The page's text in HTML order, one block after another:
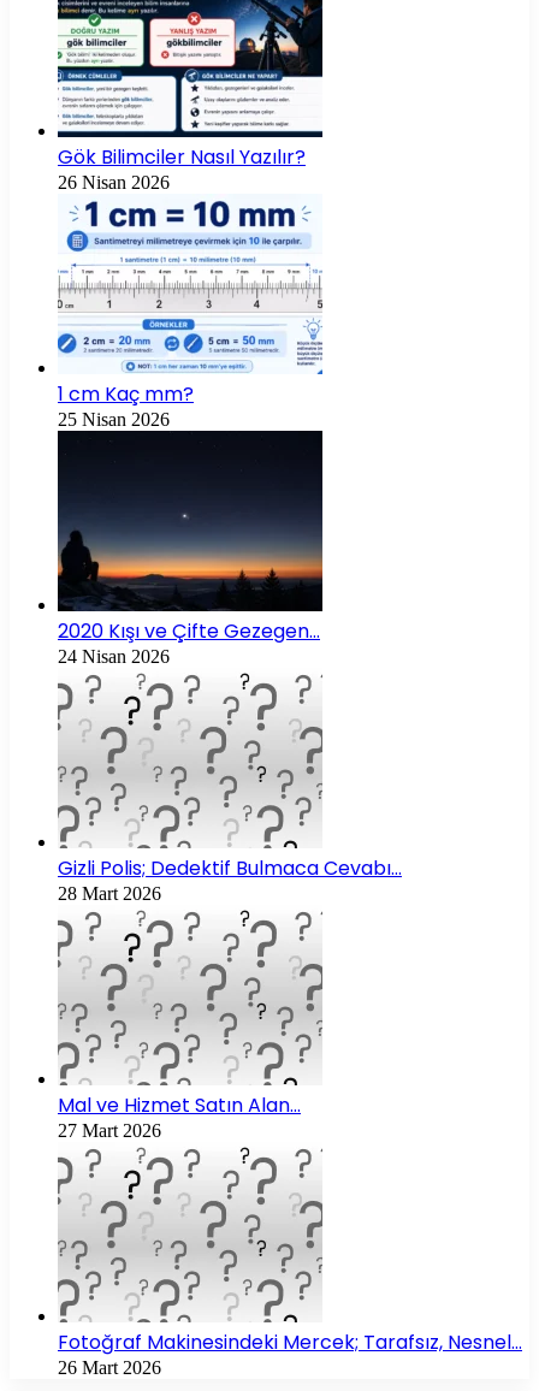
Gök Bilimciler Nasıl Yazılır?
26 Nisan 2026
1 cm Kaç mm?
25 Nisan 2026
2020 Kışı ve Çifte Gezegen…
24 Nisan 2026
Gizli Polis; Dedektif Bulmaca Cevabı…
28 Mart 2026
Mal ve Hizmet Satın Alan…
27 Mart 2026
Fotoğraf Makinesindeki Mercek; Tarafsız, Nesnel…
26 Mart 2026